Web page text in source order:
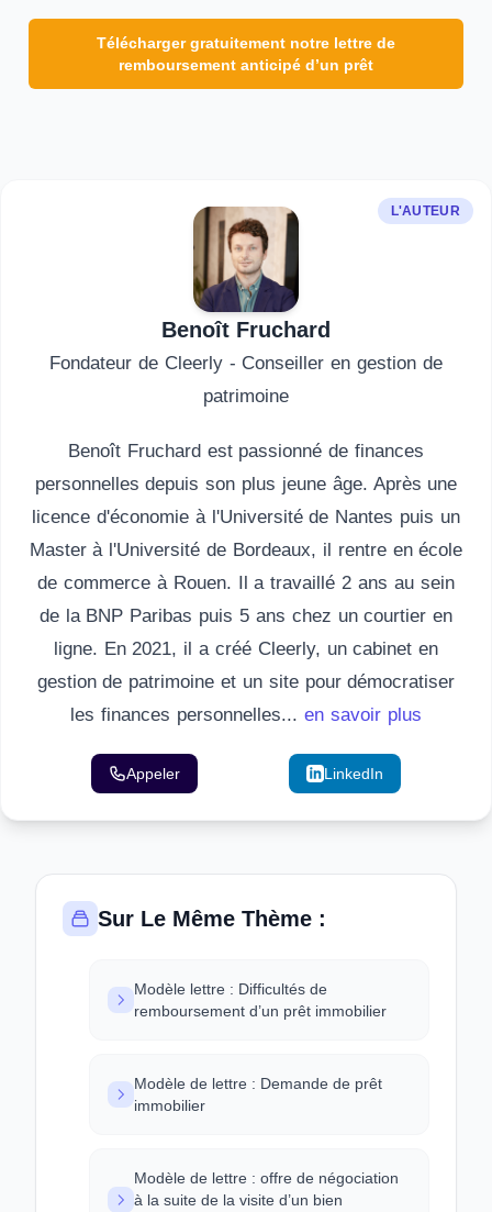
Télécharger gratuitement notre lettre de
remboursement anticipé d’un prêt
L'AUTEUR
Benoît Fruchard
Fondateur de Cleerly - Conseiller en gestion de
patrimoine
Benoît Fruchard est passionné de finances
personnelles depuis son plus jeune âge. Après une
licence d'économie à l'Université de Nantes puis un
Master à l'Université de Bordeaux, il rentre en école
de commerce à Rouen. Il a travaillé 2 ans au sein
de la BNP Paribas puis 5 ans chez un courtier en
ligne. En 2021, il a créé Cleerly, un cabinet en
gestion de patrimoine et un site pour démocratiser
les finances personnelles... en savoir plus
Appeler LinkedIn
Sur Le Même Thème :
Modèle lettre : Difficultés de
remboursement d’un prêt immobilier
Modèle de lettre : Demande de prêt
immobilier
Modèle de lettre : offre de négociation
à la suite de la visite d’un bien